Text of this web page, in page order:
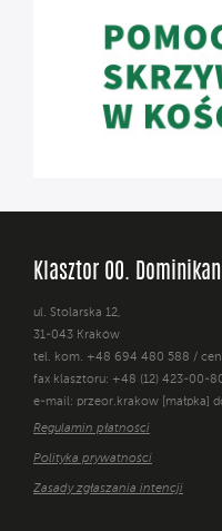
Klasztor OO.
ul. Stolarska 12,
31-043 Kraków
tel. kom. +48 694 480 588 /
fax klasztoru: +48 (12) 423-00-
e-mail: przeor.krakow [małpka]
Regulamin płatności
Polityka prywatności
Zasady zgłaszania intencji